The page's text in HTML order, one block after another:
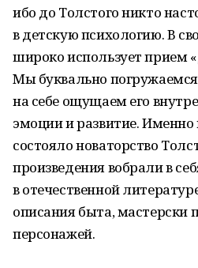
ибо до Толстого никто
в детскую психологию. В
широко использует прием
Мы буквально погружаемся
на себе ощущаем его
эмоции и развитие. Именно
состояло новаторство
произведения вобрали в
в отечественной
описания быта,
персонажей.